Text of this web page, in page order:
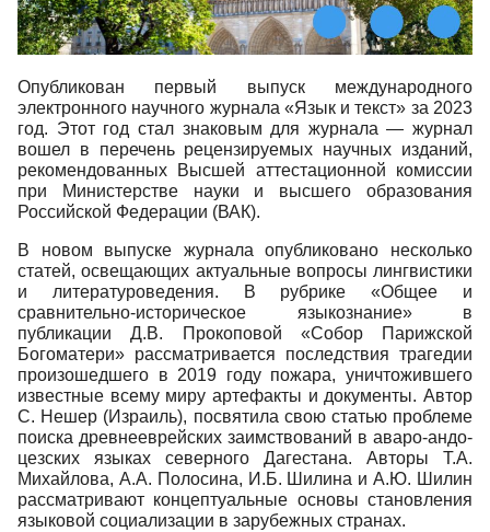
Опубликован первый выпуск международного
электронного научного журнала «Язык и текст» за 2023
год. Этот год стал знаковым для журнала — журнал
вошел в перечень рецензируемых научных изданий,
рекомендованных Высшей аттестационной комиссии
при Министерстве науки и высшего образования
Российской Федерации (ВАК).
В новом выпуске журнала опубликовано несколько
статей, освещающих актуальные вопросы лингвистики
и литературоведения. В рубрике «Общее и
сравнительно-историческое языкознание» в
публикации Д.В. Прокоповой «Собор Парижской
Богоматери» рассматривается последствия трагедии
произошедшего в 2019 году пожара, уничтожившего
известные всему миру артефакты и документы. Автор
С. Нешер (Израиль), посвятила свою статью проблеме
поиска древнееврейских заимствований в аваро-андо-
цезских языках северного Дагестана. Авторы Т.А.
Михайлова, А.А. Полосина, И.Б. Шилина и А.Ю. Шилин
рассматривают концептуальные основы становления
языковой социализации в зарубежных странах.